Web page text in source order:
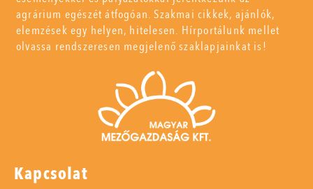
agrárium egészét átfogóan. Szakmai cikkek, ajánlók,
elemzések egy helyen, hitelesen. Hírportálunk mellet
olvassa rendszeresen megjelenő szaklapjainkat is!
Kapcsolat